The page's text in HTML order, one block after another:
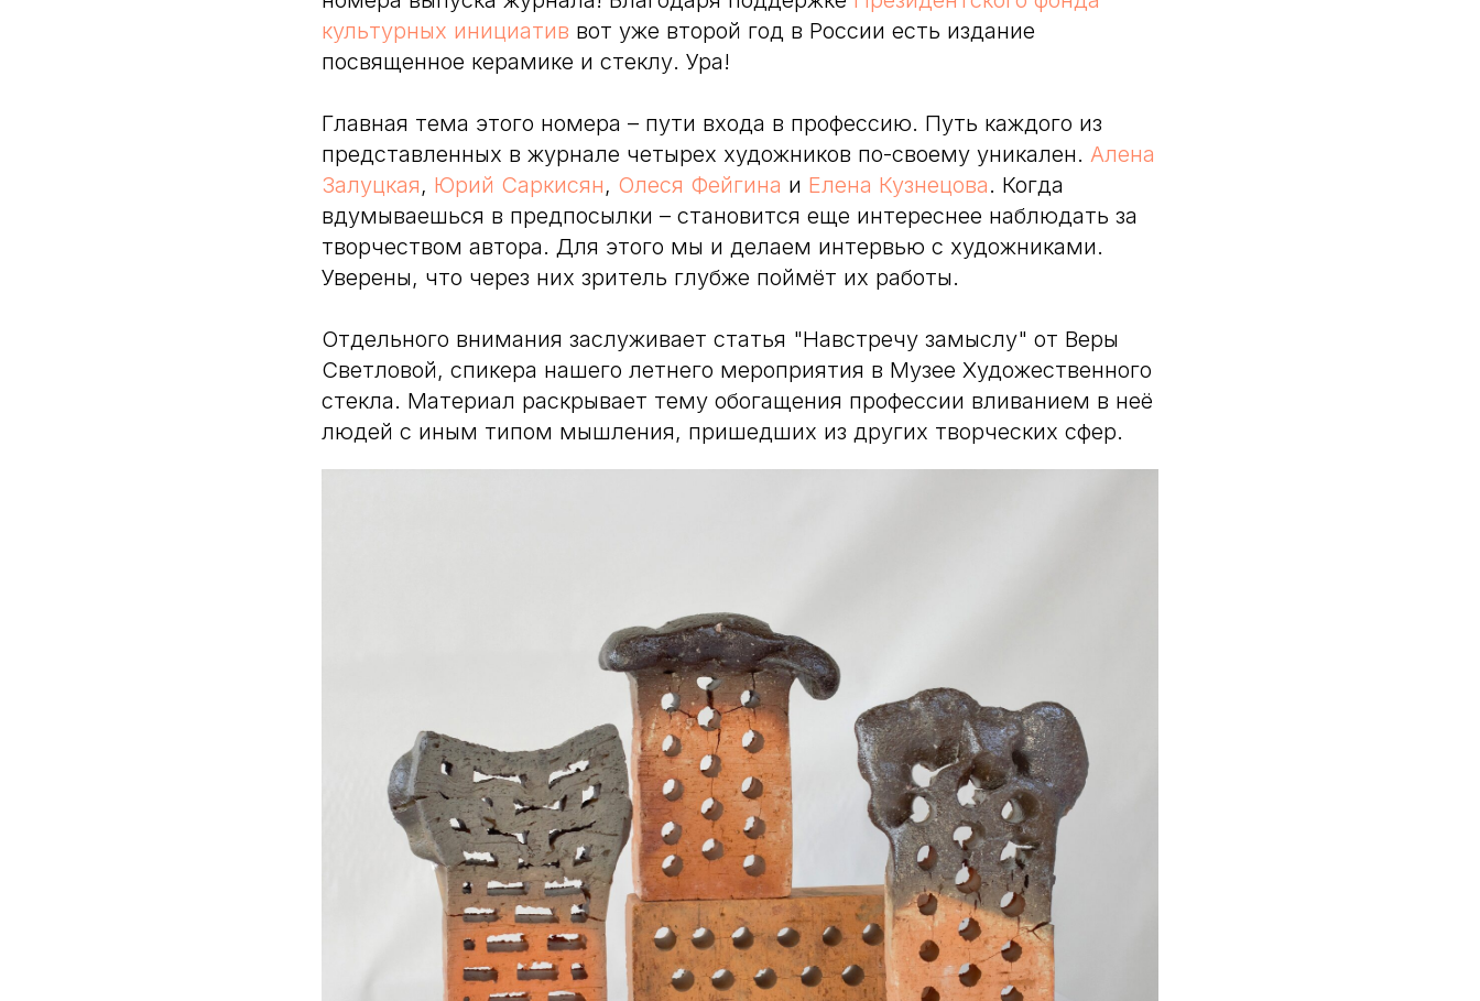
культурных инициатив вот уже второй год в России есть издание
посвященное керамике и стеклу. Ура!
Главная тема этого номера – пути входа в профессию. Путь каждого из
представленных в журнале четырех художников по-своему уникален. Алена
Залуцкая, Юрий Саркисян, Олеся Фейгина и Елена Кузнецова. Когда
вдумываешься в предпосылки – становится еще интереснее наблюдать за
творчеством автора. Для этого мы и делаем интервью с художниками.
Уверены, что через них зритель глубже поймёт их работы.
Отдельного внимания заслуживает статья "Навстречу замыслу" от Веры
Светловой, спикера нашего летнего мероприятия в Музее Художественного
стекла. Материал раскрывает тему обогащения профессии вливанием в неё
людей с иным типом мышления, пришедших из других творческих сфер.